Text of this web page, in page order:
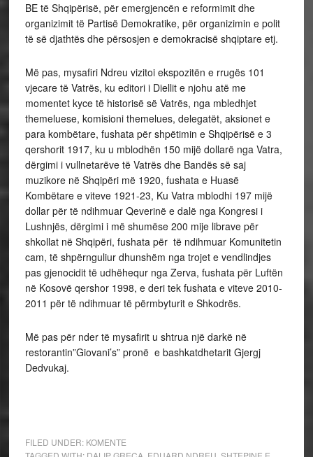
BE të Shqipërisë, për emergjencën e reformimit dhe
organizimit të Partisë Demokratike, për organizimin e polit
të së djathtës dhe përsosjen e demokracisë shqiptare etj.
Më pas, mysafiri Ndreu vizitoi ekspozitën e rrugës 101
vjecare të Vatrës, ku editori i Diellit e njohu atë me
momentet kyce të historisë së Vatrës, nga mbledhjet
themeluese, komisioni themelues, delegatët, aksionet e
para kombëtare, fushata për shpëtimin e Shqipërisë e 3
qershorit 1917, ku u mblodhën 150 mijë dollarë nga Vatra,
dërgimi i vullnetarëve të Vatrës dhe Bandës së saj
muzikore në Shqipëri më 1920, fushata e Huasë
Kombëtare e viteve 1921-23, Ku Vatra mblodhi 197 mijë
dollar për të ndihmuar Qeverinë e dalë nga Kongresi i
Lushnjës, dërgimi i më shumëse 200 mije librave për
shkollat në Shqipëri, fushata për të ndihmuar Komunitetin
cam, të shpërnguliur dhunshëm nga trojet e vendlindjes
pas gjenocidit të udhëhequr nga Zerva, fushata për Luftën
në Kosovë qershor 1998, e deri tek fushata e viteve 2010-
2011 për të ndihmuar të përmbyturit e Shkodrës.
Më pas për nder të mysafirit u shtrua një darkë në
restorantin”Giovani’s” pronë e bashkatdhetarit Gjergj
Dedvukaj.
FILED UNDER: KOMENTE